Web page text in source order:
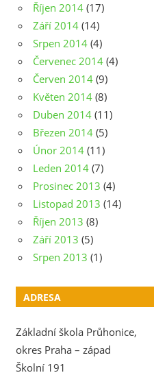
Říjen 2014 (17)
Září 2014 (14)
Srpen 2014 (4)
Červenec 2014 (4)
Červen 2014 (9)
Květen 2014 (8)
Duben 2014 (11)
Březen 2014 (5)
Únor 2014 (11)
Leden 2014 (7)
Prosinec 2013 (4)
Listopad 2013 (14)
Říjen 2013 (8)
Září 2013 (5)
Srpen 2013 (1)
ADRESA
Základní škola Průhonice,
okres Praha – západ
Školní 191